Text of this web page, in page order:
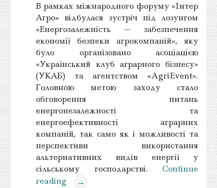
В рамках міжнародного форуму «Інтер
Агро» відбулася зустріч під лозунгом
«Енергозалежність — забезпечення
економії безпеки агрокомпаній», яку
було організовано асоціацією
«Український клуб аграрного бізнесу»
(УКАБ) та агентством «AgriEvent».
Головною метою заходу стало
обговорення питань
енергонезалежності та
енергоефективності аграрних
компаній, так само як і можливості та
перспективи використання
альтернативних видів енергії у
сільському господарстві. Continue
reading
→